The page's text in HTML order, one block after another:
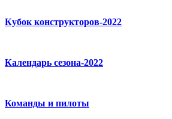
Кубок конструкторов-2022
Календарь сезона-2022
Команды и пилоты